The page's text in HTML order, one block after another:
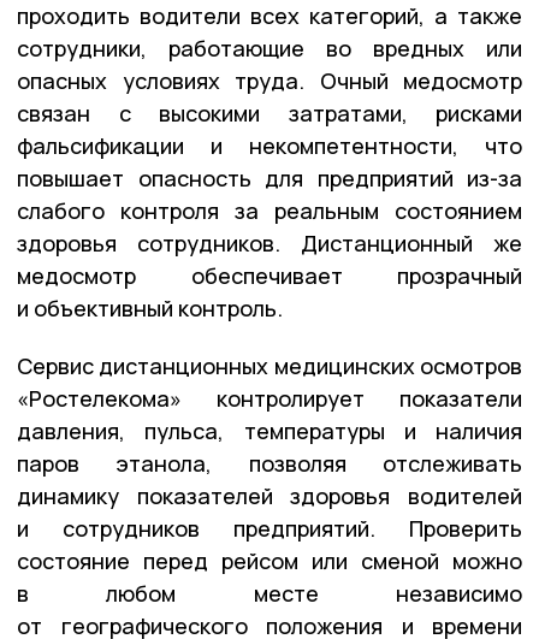
проходить водители всех категорий, а также
сотрудники, работающие во вредных или
опасных условиях труда. Очный медосмотр
связан с высокими затратами, рисками
фальсификации и некомпетентности, что
повышает опасность для предприятий из-за
слабого контроля за реальным состоянием
здоровья сотрудников. Дистанционный же
медосмотр обеспечивает прозрачный
и объективный контроль.
Сервис дистанционных медицинских осмотров
«Ростелекома» контролирует показатели
давления, пульса, температуры и наличия
паров этанола, позволяя отслеживать
динамику показателей здоровья водителей
и сотрудников предприятий. Проверить
состояние перед рейсом или сменой можно
в любом месте независимо
от географического положения и времени